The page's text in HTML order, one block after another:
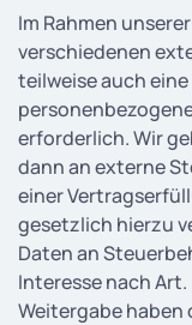
Im Rahmen
verschiedenen
teilweise auch
erforderlich. Wir
dann an externe
einer
gesetzlich hierzu
Daten an
Interesse nach Art.
Weitergabe haben